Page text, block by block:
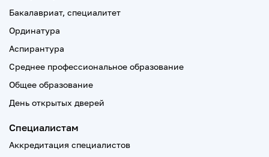
Бакалавриат, специалитет
Ординатура
Аспирантура
Среднее профессиональное образование
Общее образование
День открытых дверей
Специалистам
Аккредитация специалистов